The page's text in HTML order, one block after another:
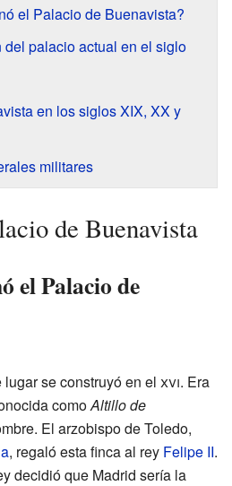
el Palacio de Buenavista?
del palacio actual en el siglo
en los siglos XIX, XX y
militares
de Buenavista
el Palacio de
se construyó en el xvi. Era
comoAltillo de
El arzobispo de Toledo,
, regaló esta finca al rey Felipe II.
decidió que Madrid sería la